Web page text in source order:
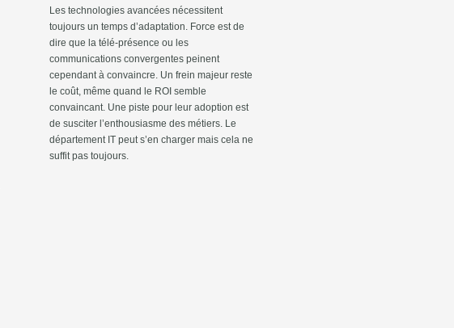
Les technologies avancées nécessitent
toujours un temps d’adaptation. Force est de
dire que la télé-présence ou les
communications convergentes peinent
cependant à convaincre. Un frein majeur reste
le coût, même quand le ROI semble
convaincant. Une piste pour leur adoption est
de susciter l’enthousiasme des métiers. Le
département IT peut s’en charger mais cela ne
suffit pas toujours.